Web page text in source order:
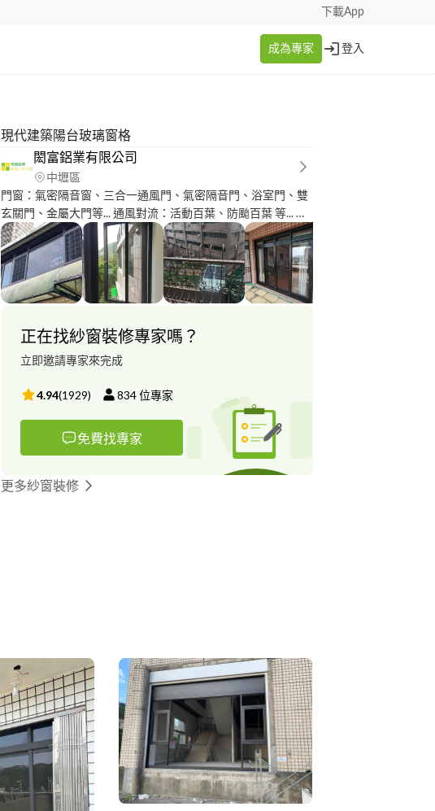
下載App
成為專家 登入
現代建築陽台玻璃窗格
閎富鋁業有限公司
中壢區
門窗：氣密隔音窗、三合一通風門、氣密隔音門、浴室門、雙
玄關門、金屬大門等... 通風對流：活動百葉、防颱百葉 等... 防
蚊蟲：折疊紗窗、防風捲紗等... 隔間：淋浴拉門、淋浴玻璃門
等... 外牆：隱形鐵窗、造型格柵、PC板採光罩、鋁鋼構採光罩
等... 歡迎加LINE帳號，線上服務好容易
正在找紗窗裝修專家嗎？
立即邀請專家來完成
4.94(1929) 834位專家
免費找專家
更多紗窗裝修